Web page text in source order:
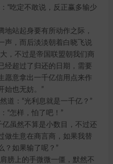
吃定不敢说，反正赢多输少
站起身要有所动作之际，
声，而后淡淡朝着白晓飞说
，不过是帝国联盟朝我们商
经超过了归还的日期，需要
愿意拿出一千亿信用点来作
始也无妨。”
：“光利息就是一千亿？”
怎样，怕了吧！”
虽然不算是小数目，不过还
做生意在商言商，如果我替
？如果输了呢？”
上的手微微一僵，默然不